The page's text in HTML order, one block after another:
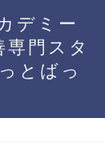
デミー
門スタ
とばっ